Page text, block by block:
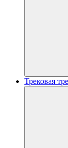
Трековая